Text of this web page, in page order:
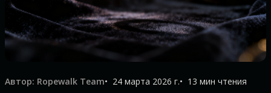
Автор: Ropewalk Team 24 марта 2026 г. 13 мин чтения